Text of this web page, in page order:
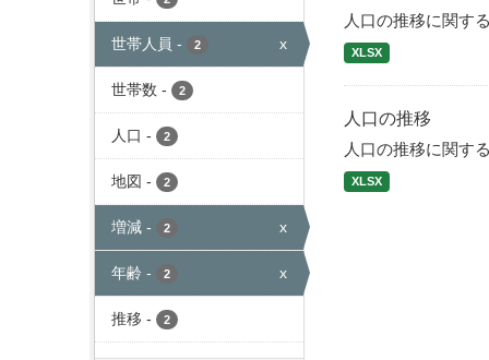
世帯人員 - 2 x
世帯数 - 2
人口 - 2
地図 - 2
増減 - 2 x
年齢 - 2 x
推移 - 2
人口の推移に関す
XLSX
人口の推移
人口の推移に関す
XLSX